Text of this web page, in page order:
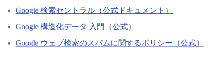
Google 検索セントラル（公式ドキュメント）
Google 構造化データ 入門（公式）
Google ウェブ検索のスパムに関するポリシー（公式）